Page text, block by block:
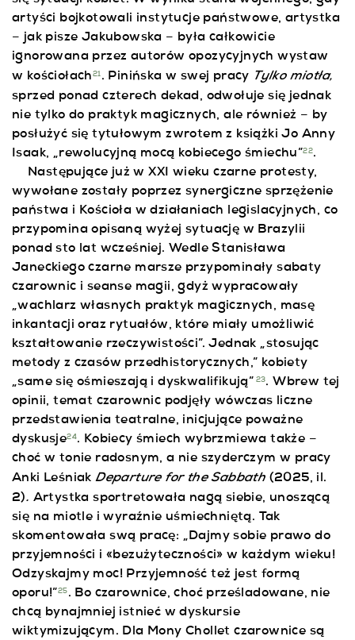
artyści bojkotowali instytucje państwowe, artystka
– jak pisze Jakubowska – była całkowicie
ignorowana przez autorów opozycyjnych wystaw
w kościołach 21 . Pinińska w swej pracy Tylko miotła,
sprzed ponad czterech dekad, odwołuje się jednak
nie tylko do praktyk magicznych, ale również – by
posłużyć się tytułowym zwrotem z książki Jo Anny
Isaak, „rewolucyjną mocą kobiecego śmiechu”22.
Następujące już w XXI wieku czarne protesty,
wywołane zostały poprzez synergiczne sprzężenie
państwa i Kościoła w działaniach legislacyjnych, co
przypomina opisaną wyżej sytuację w Brazylii
ponad sto lat wcześniej. Wedle Stanisława
Janeckiego czarne marsze przypominały sabaty
czarownic i seanse magii, gdyż wypracowały
„wachlarz własnych praktyk magicznych, masę
inkantacji oraz rytuałów, które miały umożliwić
kształtowanie rzeczywistości”. Jednak „stosując
metody z czasów przedhistorycznych,” kobiety
„same się ośmieszają i dyskwalifikują” 23. Wbrew tej
opinii, temat czarownic podjęły wówczas liczne
przedstawienia teatralne, inicjujące poważne
dyskusje24. Kobiecy śmiech wybrzmiewa także –
choć w tonie radosnym, a nie szyderczym w pracy
Anki LeśniakDeparture for the Sabbath (2025, il.
2). Artystka sportretowała nagą siebie, unoszącą
się na miotle i wyraźnie uśmiechniętą. Tak
skomentowała swą pracę: „Dajmy sobie prawo do
przyjemności i «bezużyteczności» w każdym wieku!
Odzyskajmy moc! Przyjemność też jest formą
oporu!” 25 . Bo czarownice, choć prześladowane, nie
chcą bynajmniej istnieć w dyskursie
wiktymizującym. Dla Mony Chollet czarownice są